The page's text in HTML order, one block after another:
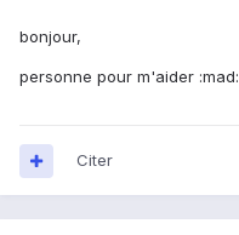
bonjour,
personne pour m'aider :mad:
Citer